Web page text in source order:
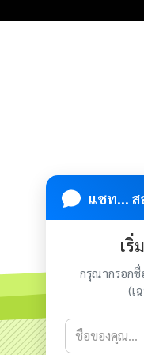
แชท...
เริ่
กรุณากรอก
(เ
เกี่ยวกับเรา